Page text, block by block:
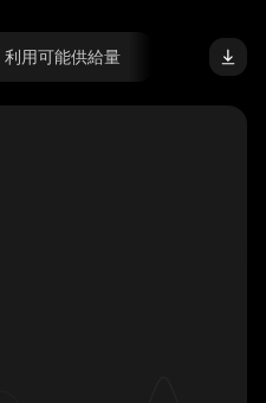
利用可能供給量